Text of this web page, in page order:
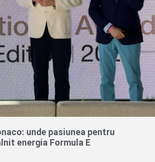
unde pasiunea pentru
energia Formula E